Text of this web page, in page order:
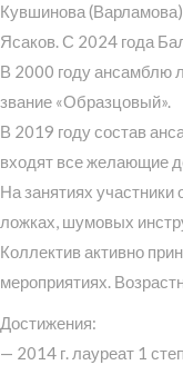
Кувшинова
Ясаков. С 2024 года
В 2000 году ансамблю
звание «Образцовый».
В 2019 году состав
входят все желающие
На занятиях участники
ложках, шумовых
Коллектив активно
мероприятиях.
Достижения:
— 2014 г. лауреат 1